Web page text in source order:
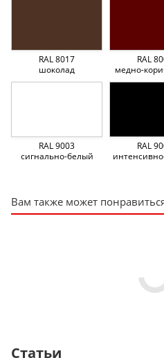
RAL 8017
шоколад
RAL
медно-
RAL 9003
сигнально-белый
RAL
Вам также может
Статьи